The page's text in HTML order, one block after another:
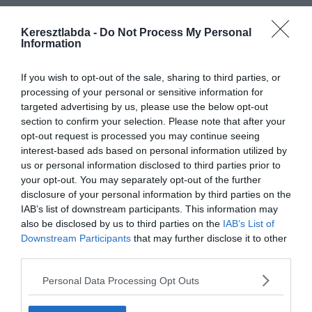
Keresztlabda - Do Not Process My Personal
Information
If you wish to opt-out of the sale, sharing to third parties, or
processing of your personal or sensitive information for
targeted advertising by us, please use the below opt-out
section to confirm your selection. Please note that after your
opt-out request is processed you may continue seeing
interest-based ads based on personal information utilized by
us or personal information disclosed to third parties prior to
your opt-out. You may separately opt-out of the further
disclosure of your personal information by third parties on the
IAB’s list of downstream participants. This information may
also be disclosed by us to third parties on the IAB’s List of
Downstream Participants that may further disclose it to other
Personal Data Processing Opt Outs
1987-es Brian De Palma
mozifilmjében nyújtott
alakításáért megkapta a
legjobb
mellékszereplőnek járó
Oscar-díjat. Mi volt a film
címe?
A sebhelyesarcú
Gyilkossághoz öltözve
Aki legyőzte Al Caponét